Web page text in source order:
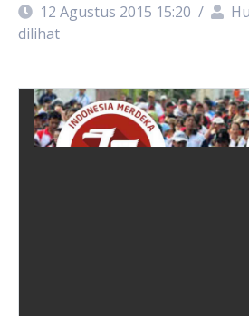
12 Agustus 2015 15:20 /
dilihat